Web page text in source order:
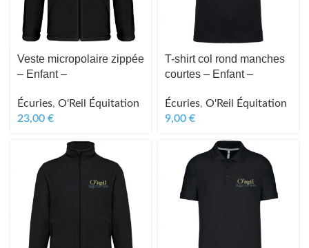
Veste micropolaire zippée
– Enfant –
Écuries, O'Reil Équitation
23,00 €
T-shirt col rond manches
courtes – Enfant –
Écuries, O'Reil Équitation
9,00 €